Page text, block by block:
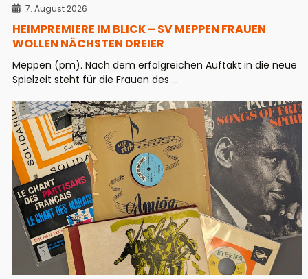
7. August 2026
HEIMPREMIERE IM BLICK – SV MEPPEN FRAUEN
WOLLEN NÄCHSTEN DREIER
Meppen (pm). Nach dem erfolgreichen Auftakt in die neue
Spielzeit steht für die Frauen des ...